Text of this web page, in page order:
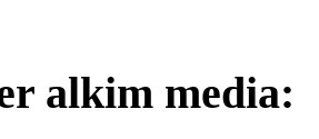
alkim media: